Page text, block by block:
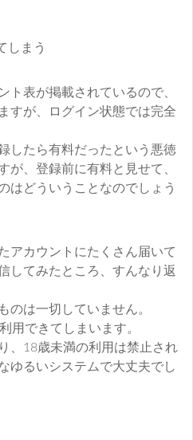
しまう
ト表が掲載されているので、
すが、ログイン状態では完全
したら有料だったという悪徳
が、登録前に有料と見せて、
はどういうことなのでしょう
アカウントにたくさん届いて
してみたところ、すんなり返
のは一切していません。
用できてしまいます。
、18歳未満の利用は禁止され
ゆるいシステムで大丈夫でし